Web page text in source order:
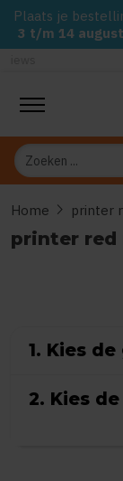
Plaats je
3 t/m 14
Zoeken
Home chevron_right printer
printer red
1. Kies
2. Kies